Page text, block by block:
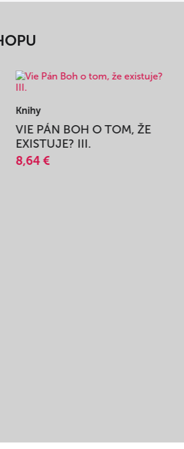
Knihy
VIE PÁN BOH O TOM, ŽE
EXISTUJE? III.
8,64 €